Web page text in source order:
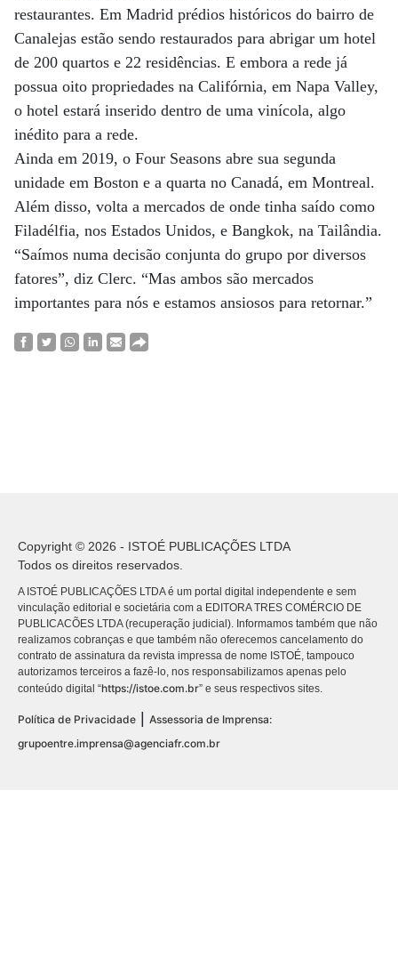
restaurantes. Em Madrid prédios históricos do bairro de
Canalejas estão sendo restaurados para abrigar um hotel
de 200 quartos e 22 residências. E embora a rede já
possua oito propriedades na Califórnia, em Napa Valley,
o hotel estará inserido dentro de uma vinícola, algo
inédito para a rede.
Ainda em 2019, o Four Seasons abre sua segunda
unidade em Boston e a quarta no Canadá, em Montreal.
Além disso, volta a mercados de onde tinha saído como
Filadélfia, nos Estados Unidos, e Bangkok, na Tailândia.
“Saímos numa decisão conjunta do grupo por diversos
fatores”, diz Clerc. “Mas ambos são mercados
importantes para nós e estamos ansiosos para retornar.”
Copyright © 2026 - ISTOÉ PUBLICAÇÕES LTDA
Todos os direitos reservados.
A ISTOÉ PUBLICAÇÕES LTDA é um portal digital independente e sem
vinculação editorial e societária com a EDITORA TRES COMÉRCIO DE
PUBLICACÕES LTDA (recuperação judicial). Informamos também que não
realizamos cobranças e que também não oferecemos cancelamento do
contrato de assinatura da revista impressa de nome ISTOÉ, tampouco
autorizamos terceiros a fazê-lo, nos responsabilizamos apenas pelo
conteúdo digital “https://istoe.com.br” e seus respectivos sites.
Política de Privacidade | Assessoria de Imprensa:
grupoentre.imprensa@agenciafr.com.br